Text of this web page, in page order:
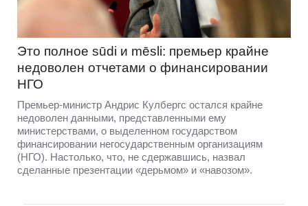
Это полное sūdi и mēsli: премьер крайне
недоволен отчетами о финансировании
НГО
Премьер-министр Андрис Кулбергс остался крайне
недоволен данными, представленными ему
министерствами, о выделенном государством
финансировании негосударственным организациям
(НГО). Настолько, что, не сдержавшись, назвал
сделанные презентации «дерьмом» и «навозом».